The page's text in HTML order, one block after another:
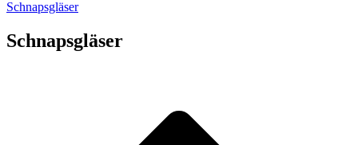
Schnapsgläser
Schnapsgläser